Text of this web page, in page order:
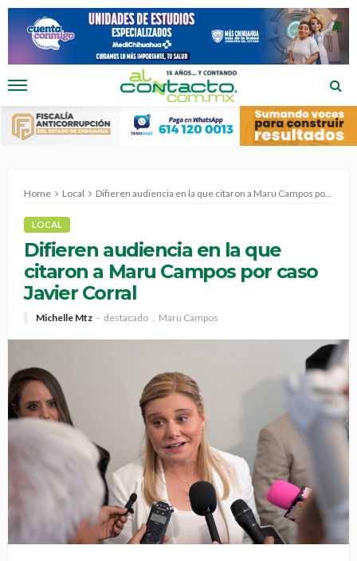
Home Local Difieren audiencia en la que citaron a Maru Campos por caso Javier Corral
LOCAL
Difieren audiencia en la que
citaron a Maru Campos por caso
Javier Corral
Michelle Mtz destacado Maru Campos